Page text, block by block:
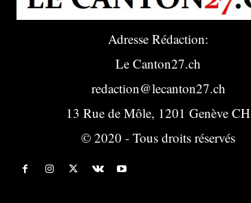
Adresse Rédaction:
Le Canton27.ch
redaction@lecanton27.ch
13 Rue de Môle, 1201 Genève CH
© 2020 - Tous droits réservés